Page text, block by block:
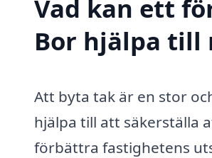
Vad kan ett
Bor hjälpa till
Att byta tak är en stor
hjälpa till att säkerställa
förbättra fastighetens